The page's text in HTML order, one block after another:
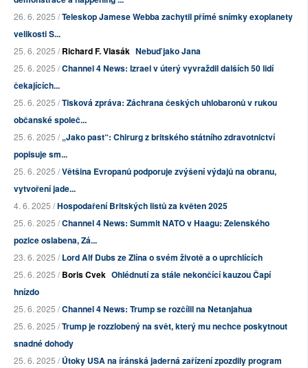
26. 6. 2025 /Teleskop Jamese Webba zachytil přímé snímky exoplanety
velikosti S...
25. 6. 2025 /Richard F. Vlasák Nebuď jako Jana
25. 6. 2025 /Channel 4 News: Izrael v úterý vyvraždil dalších 50 lidí
čekajících...
25. 6. 2025 /Tisková zpráva: Záchrana českých uhlobaronů v rukou
občanské společ...
25. 6. 2025 /„Jako past“: Chirurg z britského státního zdravotnictví
popisuje sm...
25. 6. 2025 /Většina Evropanů podporuje zvýšení výdajů na obranu,
vytvoření jade...
4. 6. 2025 /Hospodaření Britských listů za květen 2025
25. 6. 2025 /Channel 4 News: Summit NATO v Haagu: Zelenského
pozice oslabena, Zá...
23. 6. 2025 /Lord Alf Dubs ze Zlína o svém životě a o uprchlících
25. 6. 2025 /Boris Cvek Ohlédnutí za stále nekončící kauzou Čapí
hnízdo
25. 6. 2025 /Channel 4 News: Trump se rozčílil na Netanjahua
25. 6. 2025 /Trump je rozzlobený na svět, který mu nechce poskytnout
snadné dohody
25. 6. 2025 /Útoky USA na íránská jaderná zařízení zpozdily program